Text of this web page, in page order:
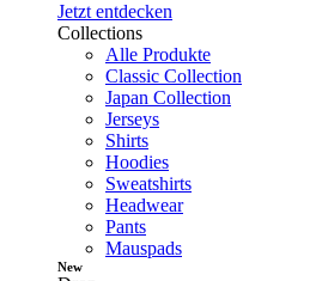
Jetzt entdecken
Collections
Alle Produkte
Classic Collection
Japan Collection
Jerseys
Shirts
Hoodies
Sweatshirts
Headwear
Pants
Mauspads
New